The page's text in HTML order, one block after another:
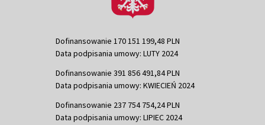
Dofinansowanie 170 151 199,48 PLN
Data podpisania umowy: LUTY 2024
Dofinansowanie 391 856 491,84 PLN
Data podpisania umowy: KWIECIEŃ 2024
Dofinansowanie 237 754 754,24 PLN
Data podpisania umowy: LIPIEC 2024